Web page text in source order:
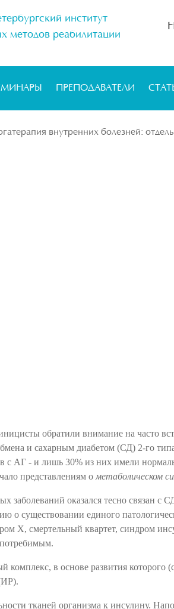
институт
методов реабилитации
ПРЕПОДАВАТЕЛИ
внутренних болезней:
обратили внимание на часто
и сахарным диабетом (СД) 2-го
с АГ - и лишь 30% из них имели
представлениям о метаболическом
заболеваний оказался тесно связан с
о существовании единого
Х, смертельный квартет, синдром
в основе развития которого
тканей организма к инсулину.